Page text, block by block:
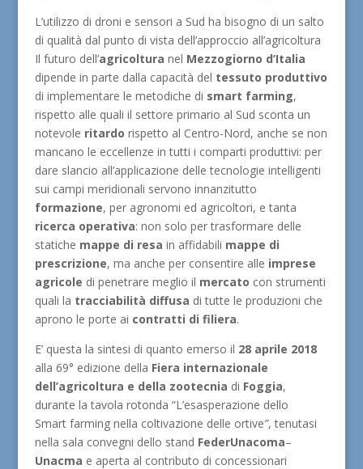
L’utilizzo di droni e sensori a Sud ha bisogno di un salto
di qualità dal punto di vista dell’approccio all’agricoltura
Il futuro dell’agricoltura nel Mezzogiorno d’Italia
dipende in parte dalla capacità del tessuto produttivo
di implementare le metodiche di smart farming,
rispetto alle quali il settore primario al Sud sconta un
notevole ritardo rispetto al Centro-Nord, anche se non
mancano le eccellenze in tutti i comparti produttivi: per
dare slancio all’applicazione delle tecnologie intelligenti
sui campi meridionali servono innanzitutto
formazione, per agronomi ed agricoltori, e tanta
ricerca operativa: non solo per trasformare delle
statiche mappe di resa in affidabili mappe di
prescrizione, ma anche per consentire alle imprese
agricole di penetrare meglio il mercato con strumenti
quali la tracciabilità diffusa di tutte le produzioni che
aprono le porte ai contratti di filiera.
E’ questa la sintesi di quanto emerso il 28 aprile 2018
alla 69° edizione della Fiera internazionale
dell’agricoltura e della zootecnia di Foggia,
durante la tavola rotonda “L’esasperazione dello
Smart farming nella coltivazione delle ortive”, tenutasi
nella sala convegni dello stand FederUnacoma–
Unacma e aperta al contributo di concessionari